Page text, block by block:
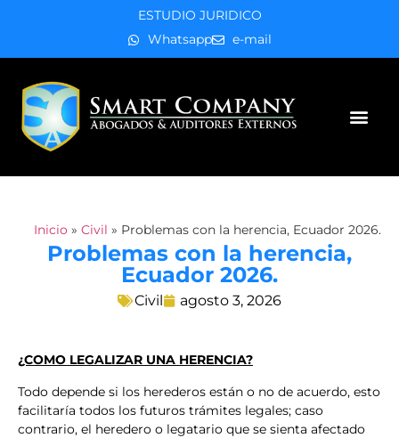
ESTUDIO JURIDICO
Whatsapp
e-mail
Inicio » Civil » Problemas con la herencia, Ecuador 2026.
Problemas con la herencia,
Ecuador 2026.
Civil agosto 3, 2026
¿COMO LEGALIZAR UNA HERENCIA?
Todo depende si los herederos están o no de acuerdo, esto
facilitaría todos los futuros trámites legales; caso
contrario, el heredero o legatario que se sienta afectado